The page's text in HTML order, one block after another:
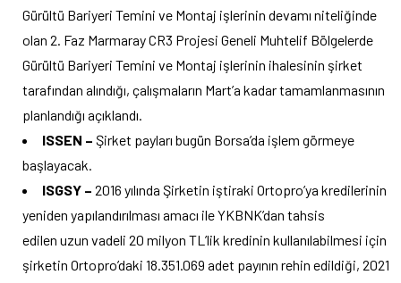
Gürültü Bariyeri Temini ve Montaj işlerinin devamı niteliğinde
olan 2. Faz Marmaray CR3 Projesi Geneli Muhtelif Bölgelerde
Gürültü Bariyeri Temini ve Montaj işlerinin ihalesinin şirket
tarafından alındığı, çalışmaların Mart’a kadar tamamlanmasının
planlandığı açıklandı.
ISSEN – Şirket payları bugün Borsa’da işlem görmeye
başlayacak.
ISGSY – 2016 yılında Şirketin iştiraki Ortopro’ya kredilerinin
yeniden yapılandırılması amacı ile YKBNK’dan tahsis
edilen uzun vadeli 20 milyon TL’lik kredinin kullanılabilmesi için
şirketin Ortopro’daki 18.351.069 adet payının rehin edildiği, 2021